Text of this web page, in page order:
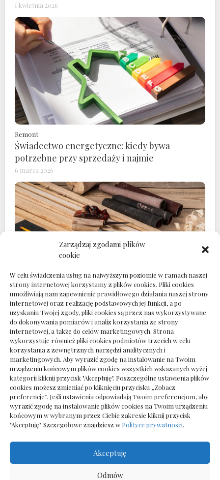
Zarządzaj zgodami plików
cookie
W celu świadczenia usług na najwyższym poziomie w ramach naszej
strony internetowej korzystamy z plików cookies. Pliki cookies
umożliwiają nam zapewnienie prawidłowego działania naszej strony
internetowej oraz realizację podstawowych jej funkcji, a po
uzyskaniu Twojej zgody, pliki cookies są przez nas wykorzystywane
do dokonywania pomiarów i analiz korzystania ze strony
internetowej, a także do celów marketingowych. Strona
wykorzystuje również pliki cookies podmiotów trzecich w celu
korzystania z zewnętrznych narzędzi analitycznych i
marketingowych. Aby wyrazić zgodę na instalowanie na Twoim
urządzeniu końcowym plików cookies wszystkich wskazanych wyżej
kategorii kliknij przycisk "Akceptuję". Poszczególne ustawienia plików
cookies możesz zmieniać po kliknięciu przycisku „Zobacz
preferencje”. Jeśli ustawienia odpowiadają Twoim preferencjom, aby
wyrazić zgodę na instalowanie plików cookies na Twoim urządzeniu
końcowym w wybranym przez Ciebie zakresie kliknij przycisk
"Akceptuję". Szczegółowe znajdziesz w Polityce prywatności.
Akceptuję
Odmów
1 kwietnia 2026
Remont
Świadectwo energetyczne: kiedy bywa
potrzebne przy sprzedaży i najmie
6 marca 2026
Remont
Zaplecze warsztatowe jako realne wsparcie
codziennej pracy technicznej
27 grudnia 2025
Polityka plików cookies (EU)|Polityka prywatności
Projekt domu i ogrodu © 2026. All Rights Reserved.